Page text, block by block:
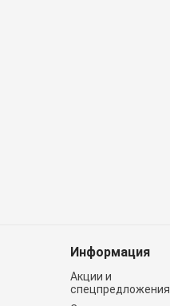
Информация
Акции и
спецпредложения